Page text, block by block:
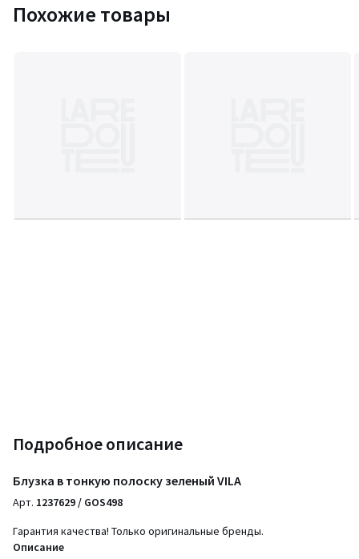
Похожие товары
Подробное описание
Блузка в тонкую полоску зеленый VILA
Арт. 1237629 / GOS498
Гарантия качества! Только оригинальные бренды.
Описание